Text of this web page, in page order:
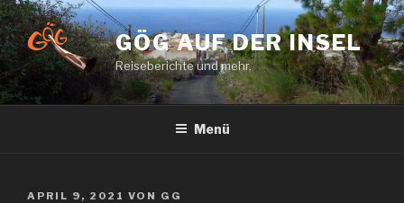
Zum
Inhalt
springen
GÖG AUF DER INSEL
Reiseberichte und mehr.
Menü
VERÖFFENTLICHT
APRIL 9, 2021 VON GG